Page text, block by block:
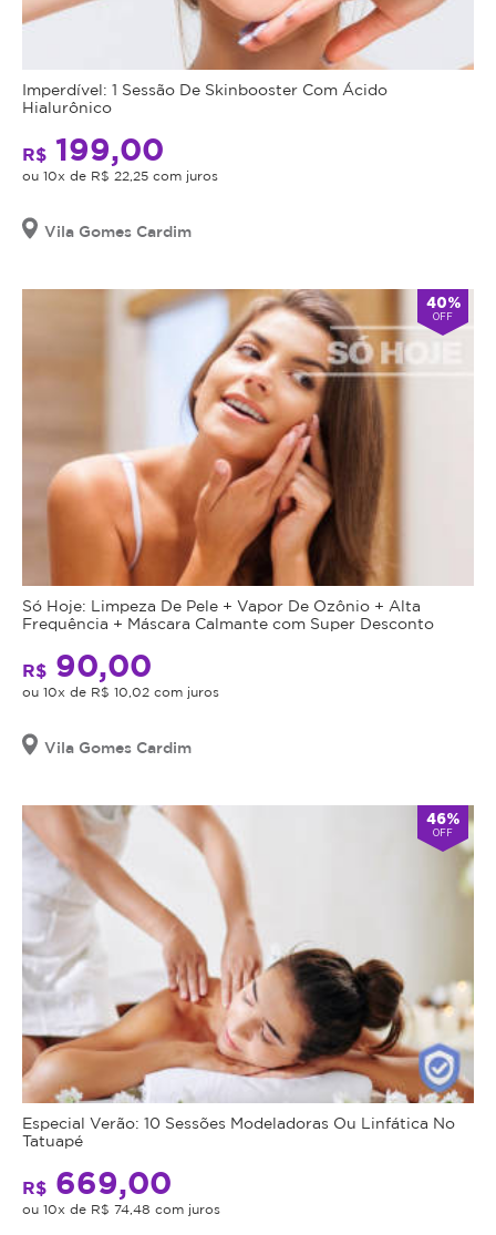
Imperdível: 1 Sessão De Skinbooster Com Ácido
Hialurônico
R$ 199,00
ou 10x de R$ 22,25 com juros
Vila Gomes Cardim
40%
OFF
Só Hoje: Limpeza De Pele + Vapor De Ozônio + Alta
Frequência + Máscara Calmante com Super Desconto
R$ 90,00
ou 10x de R$ 10,02 com juros
Vila Gomes Cardim
46%
OFF
Especial Verão: 10 Sessões Modeladoras Ou Linfática No
Tatuapé
R$ 669,00
ou 10x de R$ 74,48 com juros